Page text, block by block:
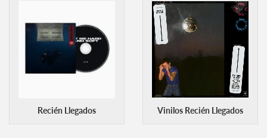
Recién Llegados Vinilos Recién Llegados